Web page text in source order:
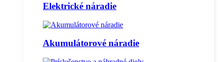
Elektrické náradie
Akumulátorové náradie